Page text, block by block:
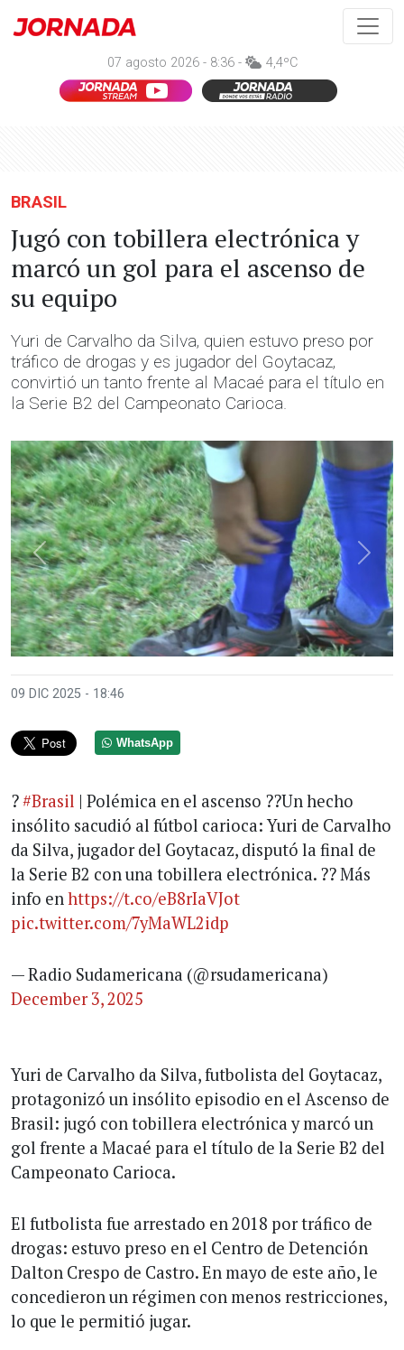
07 agosto 2026 - 8:36 - 4,4ºC
BRASIL
Jugó con tobillera electrónica y
marcó un gol para el ascenso de
su equipo
Yuri de Carvalho da Silva, quien estuvo preso por
tráfico de drogas y es jugador del Goytacaz,
convirtió un tanto frente al Macaé para el título en
la Serie B2 del Campeonato Carioca.
Anterior
09 DIC 2025 - 18:46
WhatsApp
?#Brasil | Polémica en el ascenso ??Un hecho
insólito sacudió al fútbol carioca: Yuri de Carvalho
da Silva, jugador del Goytacaz, disputó la final de
la Serie B2 con una tobillera electrónica. ?? Más
info enhttps://t.co/eB8rIaVJot
pic.twitter.com/7yMaWL2idp
— Radio Sudamericana (@rsudamericana)
December 3, 2025
Yuri de Carvalho da Silva, futbolista del Goytacaz,
protagonizó un insólito episodio en el Ascenso de
Brasil: jugó con tobillera electrónica y marcó un
gol frente a Macaé para el título de la Serie B2 del
Campeonato Carioca.
El futbolista fue arrestado en 2018 por tráfico de
drogas: estuvo preso en el Centro de Detención
Dalton Crespo de Castro. En mayo de este año, le
concedieron un régimen con menos restricciones,
lo que le permitió jugar.